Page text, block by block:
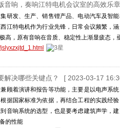
hyszyyxxty_1.html
音响，奏响江特电机会议室的高效乐章
研发、生产、销售锂产品、电动汽车及智
江特电机作为行业先锋，日常会议频繁，
高，原有音响在音质、稳定性上渐显疲态，
解决哪些关键点？ [ 2023-03-17
顾着演讲和报告等功能，主要是以电声系
据国家标准为依据，再结合工程的实践经
音响系统的选型，也是要考虑建筑声学，
的性能